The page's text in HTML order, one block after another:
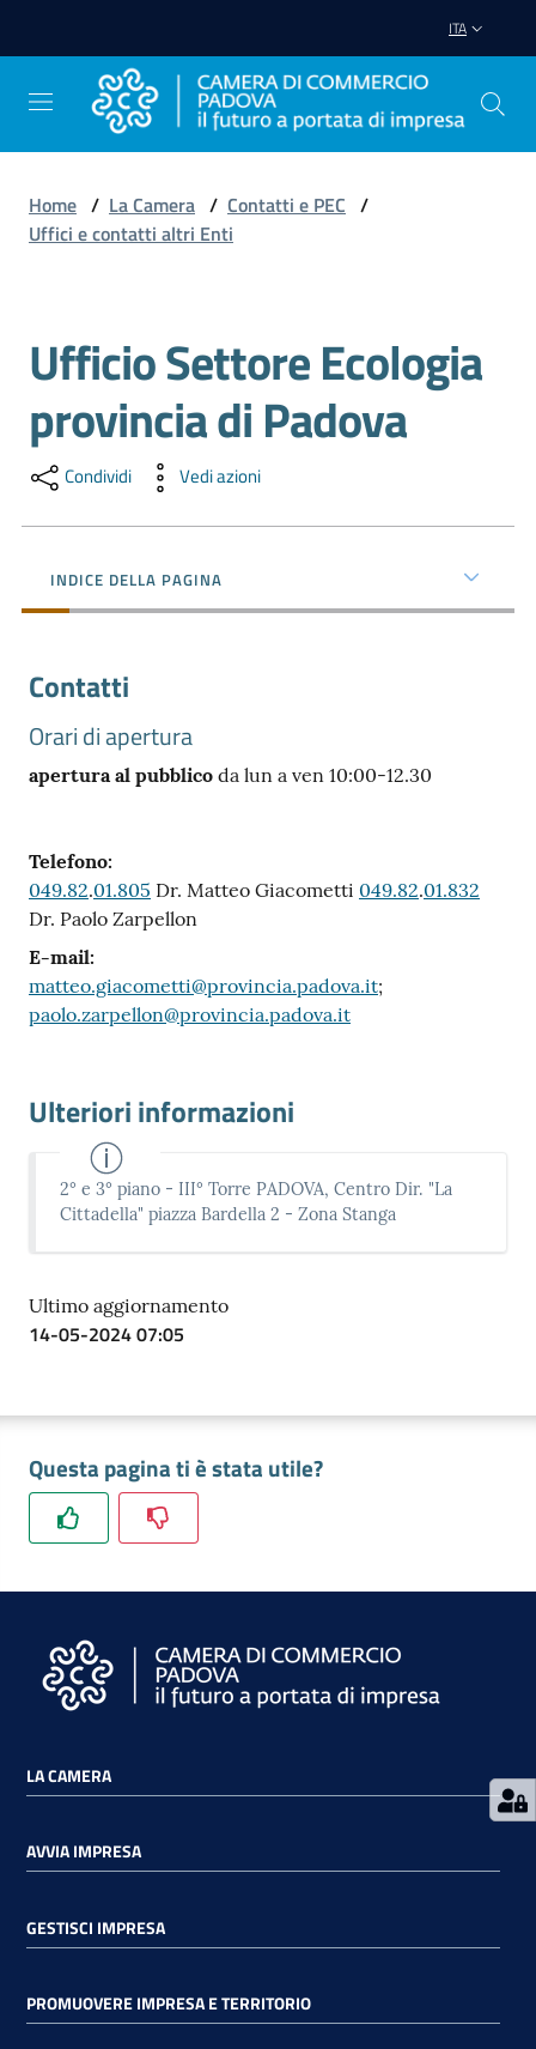
ITA
Avviare
Gestire
Promuovere
Impresa
territorio
Tutelare
Impresa
e
Consumatore
Impresa
Digitale
La
Camera
Prenota
on line
Servizi
Contatti
tter
Sala
Home / La Camera / Contatti e PEC /
Uffici e contatti altri Enti
Salta al contenuto
Ufficio Settore Ecologia
provincia di Padova
Condividi Vedi azioni
INDICE DELLA PAGINA
Contatti
Orari di apertura
apertura al pubblico da lun a ven 10:00-12.30
Telefono:
049.82.01.805 Dr. Matteo Giacometti 049.82.01.832
Dr. Paolo Zarpellon
E-mail:
matteo.giacometti@provincia.padova.it;
paolo.zarpellon@provincia.padova.it
Ulteriori informazioni
2° e 3° piano - III° Torre PADOVA, Centro Dir. "La
Cittadella" piazza Bardella 2 - Zona Stanga
Ultimo aggiornamento
14-05-2024 07:05
Questa pagina ti è stata utile?
LA CAMERA
AVVIA IMPRESA
GESTISCI IMPRESA
PROMUOVERE IMPRESA E TERRITORIO